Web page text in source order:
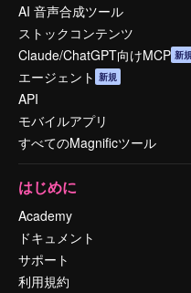
AI 音声合成ツール
ストックコンテンツ
Claude/ChatGPT向けMCP 新
エージェント 新規
API
モバイルアプリ
すべてのMagnificツール
はじめに
Academy
ドキュメント
サポート
利用規約